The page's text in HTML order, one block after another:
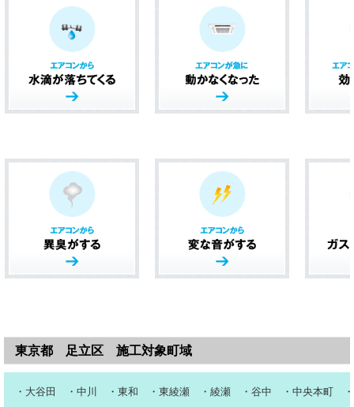
東京都 足立区 施工対象町域
・大谷田 ・中川 ・東和 ・東綾瀬 ・綾瀬 ・谷中 ・中央本町